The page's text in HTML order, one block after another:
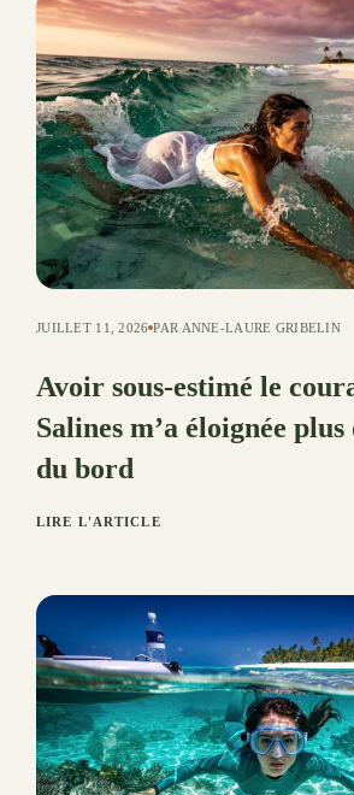
JUILLET 11, 2026 PAR ANNE-LAURE GRIBELIN
Avoir sous-estimé le
Salines m’a éloignée
du bord
LIRE L'ARTICLE